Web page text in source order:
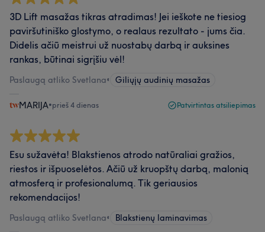
3D Lift masažas tikras atradimas! Jei ieškote ne tiesiog
paviršutiniško glostymo, o realaus rezultato - jums čia.
Didelis ačiū meistrui už nuostabų darbą ir auksines
rankas, būtinai sigrįšiu vėl!
Paslaugą atliko Svetlana• Giliųjų audinių masažas
MARIJA•prieš 4 dienas Patvirtintas atsiliepimas
Esu sužavėta! Blakstienos atrodo natūraliai gražios,
riestos ir išpuoselėtos. Ačiū už kruopštų darbą, malonią
atmosferą ir profesionalumą. Tik geriausios
rekomendacijos!
Paslaugą atliko Svetlana• Blakstienų laminavimas